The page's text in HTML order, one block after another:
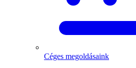
Céges megoldásaink